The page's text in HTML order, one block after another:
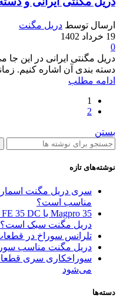
ارسال توسط دریل مگنت
19 خرداد 1402
0
دریل مگنتی ایرانی در این جا
دسته بندی آن اشاره کنیم.
ادامه مطلب
1
2
بستن
نوشته‌های تازه
سری دریل مگنت
مناسب است؟
دریل مگنت سبک است؟
تلرانس سوراخ در
دریل مگنت مناسب
سوراخکاری سری
می‌شود
دسته‌ها